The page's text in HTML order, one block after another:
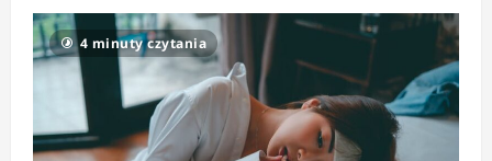
4 minuty czytania